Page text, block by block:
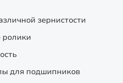
зернистости
для подшипников